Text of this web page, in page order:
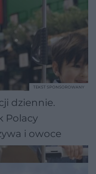
dziennie.
Polacy
i owoce
TEKST SPONSOROWANY